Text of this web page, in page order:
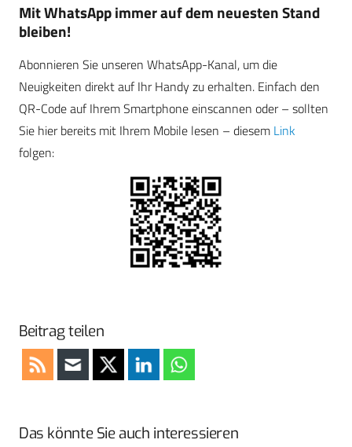
Mit WhatsApp immer auf dem neuesten Stand
bleiben!
Abonnieren Sie unseren WhatsApp-Kanal, um die
Neuigkeiten direkt auf Ihr Handy zu erhalten. Einfach den
QR-Code auf Ihrem Smartphone einscannen oder – sollten
Sie hier bereits mit Ihrem Mobile lesen – diesem Link
folgen:
Beitrag teilen
Das könnte Sie auch interessieren